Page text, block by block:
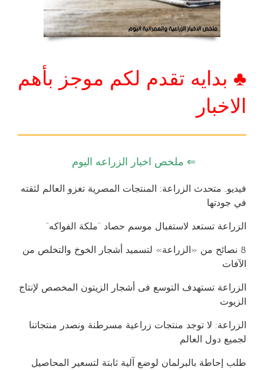
♣ بدايه تقدم لكم موجز بأهم
الاخبار
⇐ ملخص اخبار الزراعه اليوم
فيديو.. متحدث الزراعة: المنتجات المصرية تغزو العالم لثقته
في جودتها
الزراعة تستعد لاستفبال موسم حصاد “ملكة الفواكه”
8 نصائح من «الزراعة» لتسميد أشجار الخوخ والتخلص من
الآفات
الزراعة تستهدف التوسع فى أشجار الزيتون المخصص لإنتاج
الزيوت
الزراعة: لا توجد منتجات زراعية مسرطنة ونصدر منتجاتنا
لجميع دول العالم
طلب إحاطة بالبرلمان لوضع آلية ثابتة لتسعير المحاصيل